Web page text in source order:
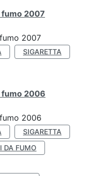
fumo 2007
2007
SIGARETTA
fumo 2006
2006
SIGARETTA
DA FUMO